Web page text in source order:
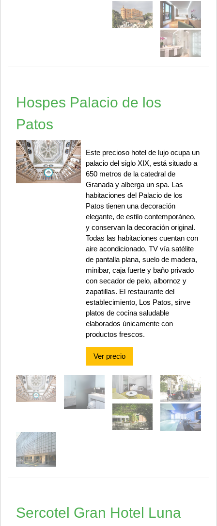
Hospes Palacio de los
Patos
Este precioso hotel de lujo ocupa un
palacio del siglo XIX, está situado a
650 metros de la catedral de
Granada y alberga un spa. Las
habitaciones del Palacio de los
Patos tienen una decoración
elegante, de estilo contemporáneo,
y conservan la decoración original.
Todas las habitaciones cuentan con
aire acondicionado, TV vía satélite
de pantalla plana, suelo de madera,
minibar, caja fuerte y baño privado
con secador de pelo, albornoz y
zapatillas. El restaurante del
establecimiento, Los Patos, sirve
platos de cocina saludable
elaborados únicamente con
productos frescos.
Ver precio
Sercotel Gran Hotel Luna